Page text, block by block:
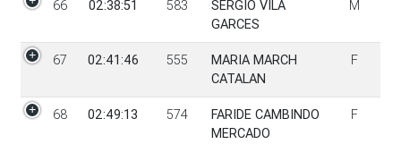
66 02:38:51 583
SERGIO VILA
GARCES
M
67 02:41:46 555
MARIA MARCH
CATALAN
F
68 02:49:13 574
FARIDE CAMBINDO
MERCADO
F